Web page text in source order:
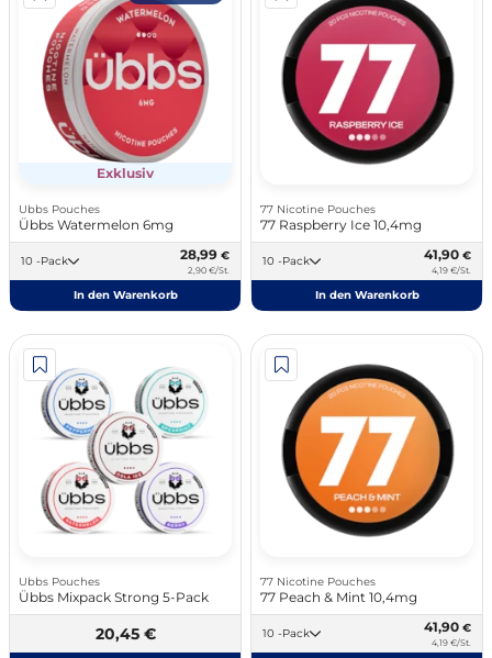
Exklusiv
Ubbs Pouches
Übbs Watermelon 6mg
10 -Pack 28,99 €
2,90 €/St.
In den Warenkorb
77 Nicotine Pouches
77 Raspberry Ice 10,4mg
10 -Pack 41,90 €
4,19 €/St.
In den Warenkorb
Ubbs Pouches
Übbs Mixpack Strong 5-Pack
20,45 €
77 Nicotine Pouches
77 Peach & Mint 10,4mg
10 -Pack 41,90 €
4,19 €/St.